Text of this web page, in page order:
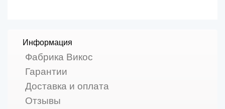
Информация
Фабрика Викос
Гарантии
Доставка и оплата
Отзывы